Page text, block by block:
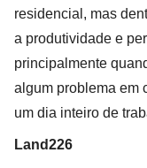
residencial, mas
a produtividade e
principalmente
algum problema em
um dia inteiro de
Land226